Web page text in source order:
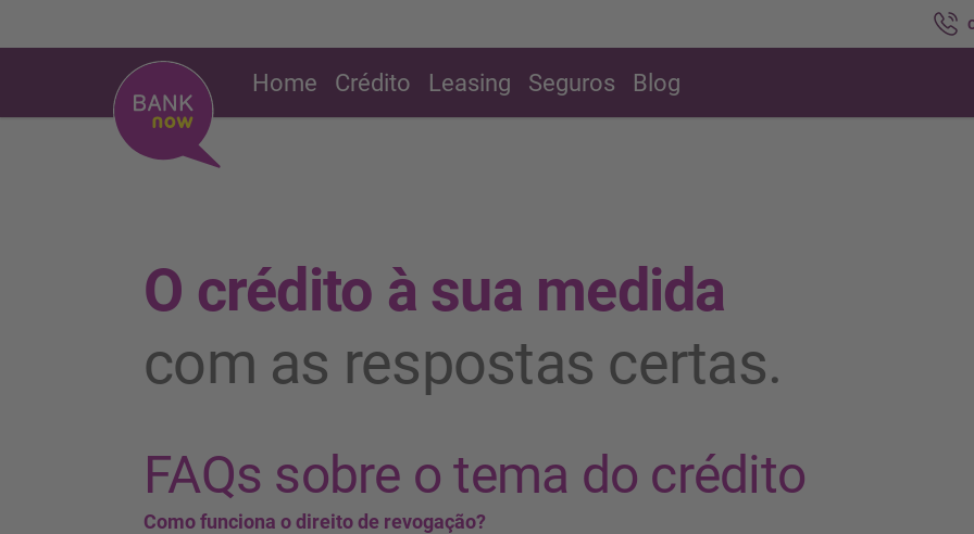
Home Crédito Leasing Seguros Blog
O crédito à sua medida
com as respostas certas.
FAQs sobre o tema do crédito
Como funciona o direito de revogação?